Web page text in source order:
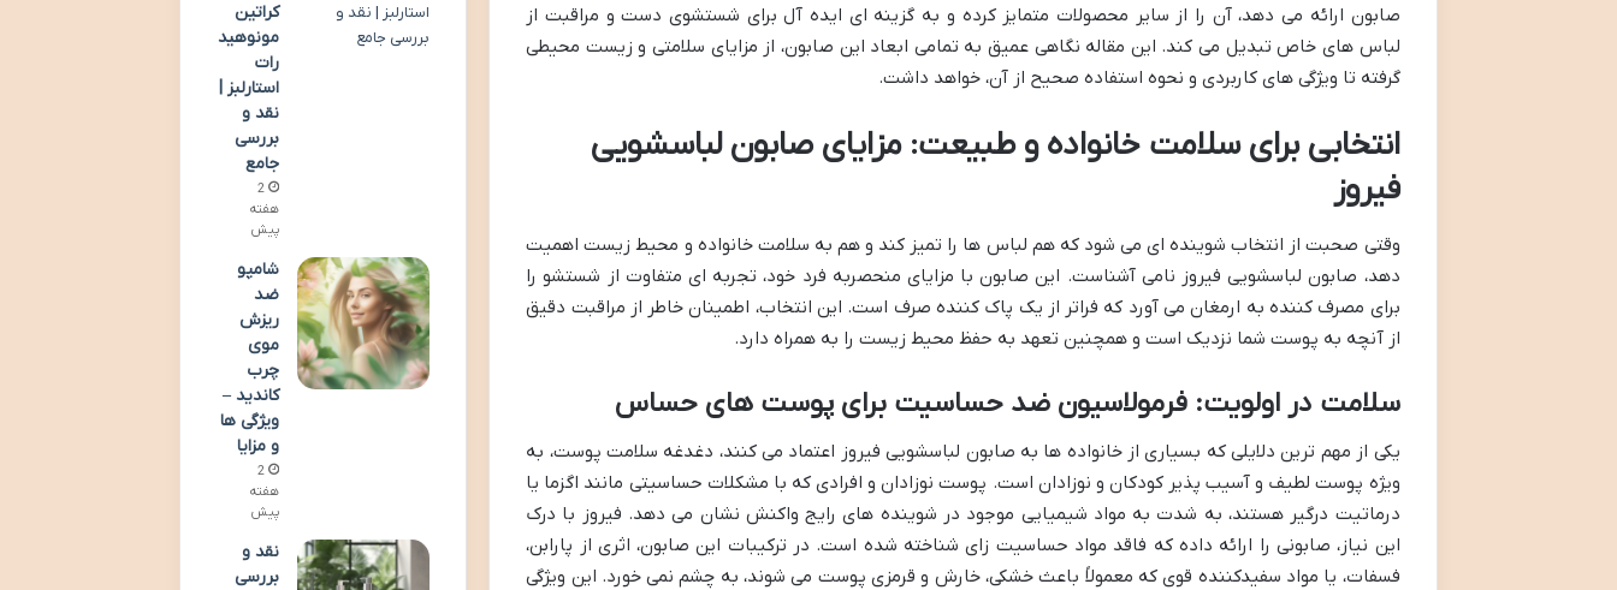
صابون ارائه می دهد، آن را از سایر محصولات متمایز کرده و به گزینه ای ایده آل برای شستشوی دست و مراقبت از
لباس های خاص تبدیل می کند. این مقاله نگاهی عمیق به تمامی ابعاد این صابون، از مزایای سلامتی و زیست محیطی
گرفته تا ویژگی های کاربردی و نحوه استفاده صحیح از آن، خواهد داشت.
انتخابی برای سلامت خانواده و طبیعت: مزایای صابون لباسشویی
فیروز
وقتی صحبت از انتخاب شوینده ای می شود که هم لباس ها را تمیز کند و هم به سلامت خانواده و محیط زیست اهمیت
دهد، صابون لباسشویی فیروز نامی آشناست. این صابون با مزایای منحصربه فرد خود، تجربه ای متفاوت از شستشو را
برای مصرف کننده به ارمغان می آورد که فراتر از یک پاک کننده صرف است. این انتخاب، اطمینان خاطر از مراقبت دقیق
از آنچه به پوست شما نزدیک است و همچنین تعهد به حفظ محیط زیست را به همراه دارد.
سلامت در اولویت: فرمولاسیون ضد حساسیت برای پوست های حساس
یکی از مهم ترین دلایلی که بسیاری از خانواده ها به صابون لباسشویی فیروز اعتماد می کنند، دغدغه سلامت پوست، به
ویژه پوست لطیف و آسیب پذیر کودکان و نوزادان است. پوست نوزادان و افرادی که با مشکلات حساسیتی مانند اگزما یا
درماتیت درگیر هستند، به شدت به مواد شیمیایی موجود در شوینده های رایج واکنش نشان می دهد. فیروز با درک
این نیاز، صابونی را ارائه داده که فاقد مواد حساسیت زای شناخته شده است. در ترکیبات این صابون، اثری از پارابن،
فسفات، یا مواد سفیدکننده قوی که معمولاً باعث خشکی، خارش و قرمزی پوست می شوند، به چشم نمی خورد. این ویژگی
کراتین
مونوهید
رات
استارلبز |
نقد و
بررسی
جامع
2
هفته
پیش
شامپو
ضد
ریزش
موی
چرب
کاندید –
ویژگی ها
و مزایا
2
هفته
پیش
نقد و
بررسی